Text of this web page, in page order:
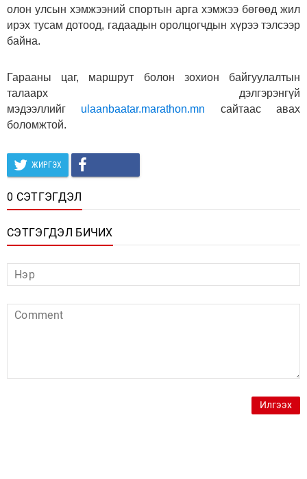
олон улсын хэмжээний спортын арга хэмжээ бөгөөд жил
ирэх тусам дотоод, гадаадын оролцогчдын хүрээ тэлсээр
байна.
Гарааны цаг, маршрут болон зохион байгуулалтын
талаарх дэлгэрэнгүй
мэдээллийг ulaanbaatar.marathon.mn сайтаас авах
боломжтой.
ЖИРГЭХ
0 СЭТГЭГДЭЛ
СЭТГЭГДЭЛ БИЧИХ
Илгээх